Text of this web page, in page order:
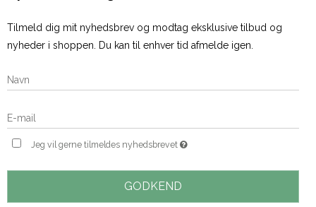
Tilmeld dig mit nyhedsbrev og modtag eksklusive tilbud og
nyheder i shoppen. Du kan til enhver tid afmelde igen.
Jeg vil gerne tilmeldes nyhedsbrevet
GODKEND